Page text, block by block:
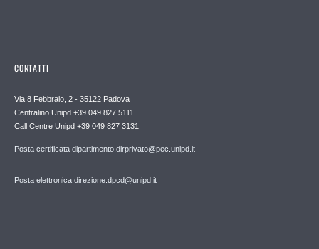
CONTATTI
Via 8 Febbraio, 2 - 35122 Padova
Centralino Unipd +39 049 827 5111
Call Centre Unipd +39 049 827 3131
Posta certificata dipartimento.dirprivato@pec.unipd.it
Posta elettronica direzione.dpcd@unipd.it